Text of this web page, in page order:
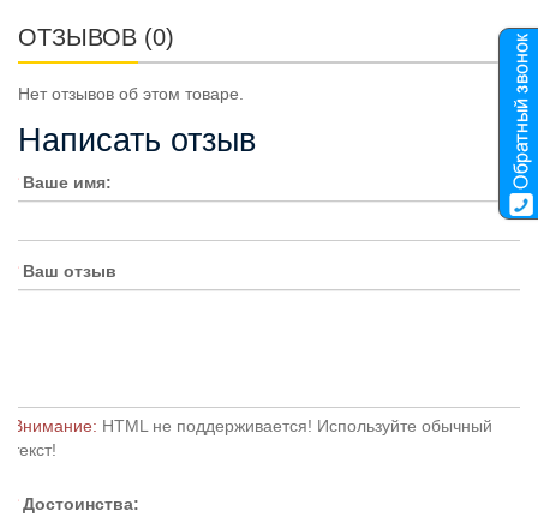
ОТЗЫВОВ (0)
Нет отзывов об этом товаре.
Написать отзыв
Ваше имя:
Ваш отзыв
Внимание: HTML не поддерживается! Используйте обычный
текст!
Достоинства: